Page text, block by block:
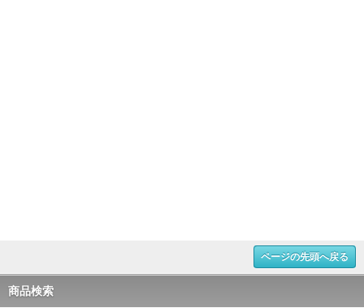
ページの先頭へ戻る
商品検索